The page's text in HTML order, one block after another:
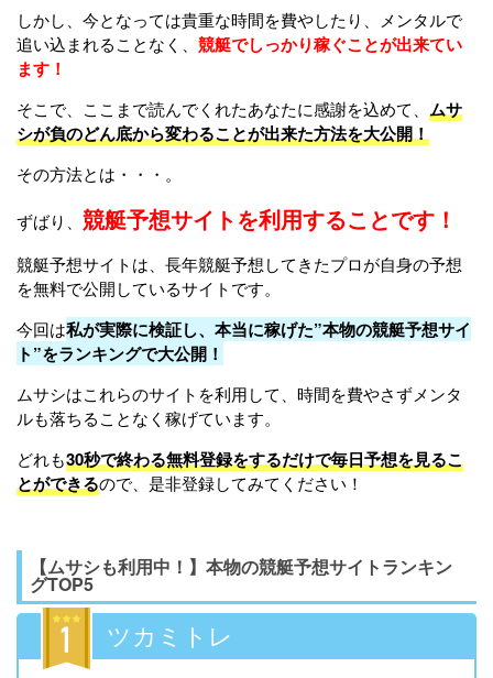
しかし、今となっては貴重な時間を費やしたり、メンタルで
追い込まれることなく、 競艇でしっかり稼ぐことが出来てい
ます！
そこで、ここまで読んでくれたあなたに感謝を込めて、 ムサ
シが負のどん底から変わることが出来た方法を大公開！
その方法とは・・・。
ずばり、 競艇予想サイトを利用することです！
競艇予想サイトは、長年競艇予想してきたプロが自身の予想
を無料で公開しているサイトです。
今回は私が実際に検証し、本当に稼げた”本物の競艇予想サイ
ト”をランキングで大公開！
ムサシはこれらのサイトを利用して、時間を費やさずメンタ
ルも落ちることなく稼げています。
どれも30秒で終わる無料登録をするだけで毎日予想を見るこ
とができるので、是非登録してみてください！
【ムサシも利用中！】本物の競艇予想サイトランキン
グTOP5
ツカミトレ